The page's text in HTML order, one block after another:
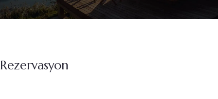
Rezervasyon